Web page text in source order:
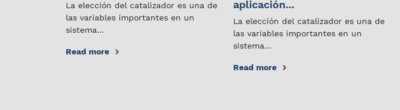
La elección del catalizador es una de
las variables importantes en un
sistema...
Read more
aplicación...
La elección del catalizador es una de
las variables importantes en un
sistema...
Read more